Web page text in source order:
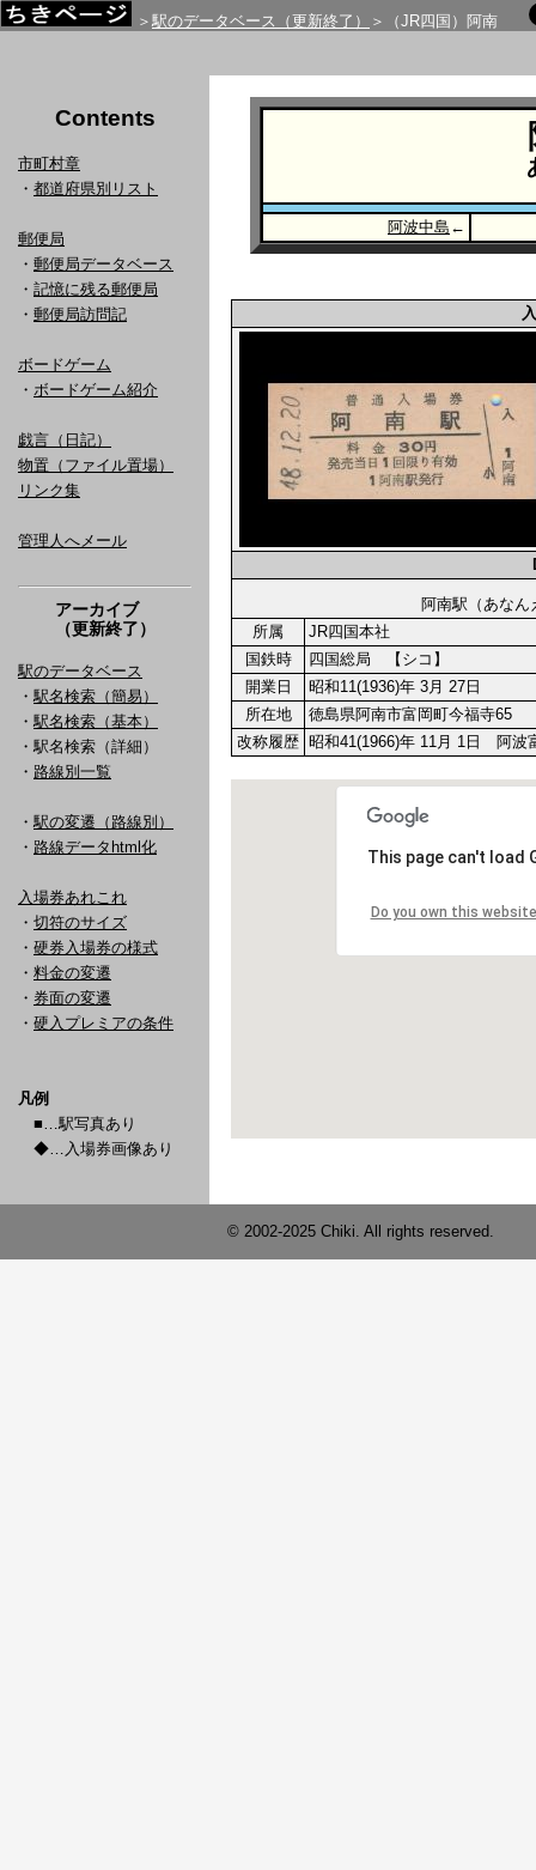
＞ 駅のデータベース（更新終了） ＞（JR四国）阿南
Contents
市町村章
・ 都道府県別リスト
郵便局
・ 郵便局データベース
・ 記憶に残る郵便局
・ 郵便局訪問記
ボードゲーム
・ ボードゲーム紹介
戯言（日記）
物置（ファイル置場）
リンク集
管理人へメール
アーカイブ
（更新終了）
駅のデータベース
・ 駅名検索（簡易）
・ 駅名検索（基本）
・駅名検索（詳細）
・ 路線別一覧
・ 駅の変遷（路線別）
・ 路線データhtml化
入場券あれこれ
・ 切符のサイズ
・ 硬券入場券の様式
・ 料金の変遷
・ 券面の変遷
・ 硬入プレミアの条件
凡例
■…駅写真あり
◆…入場券画像あり
阿波中島 ←
阿南駅（あな
所属
JR四国本社
国鉄時
四国総局 【シコ】
開業日
昭和11(1936)年 3月 27日
所在地
徳島県阿南市富岡町今福寺65
改称履歴 昭和41(1966)年 11月 1日 阿波
© 2002-2025 Chiki. All rights reserved.